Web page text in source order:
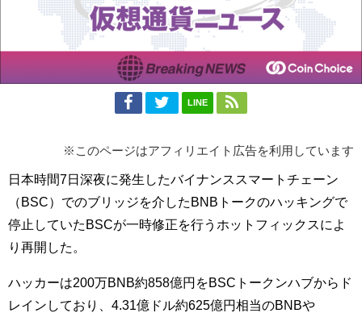
LINE
※このページはアフィリエイト広告を利用しています
日本時間7日深夜に発生したバイナンススマートチェーン
（BSC）でのブリッジを介したBNBトークのハッキングで
停止していたBSCが一時修正を行うホットフィックスによ
り再開した。
ハッカーは200万BNB約858億円をBSCトークンハブからド
レインしており、4.31億ドル約625億円相当のBNBや